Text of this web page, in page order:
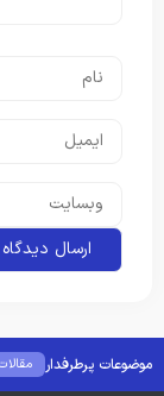
موضوعات پرطرفدار